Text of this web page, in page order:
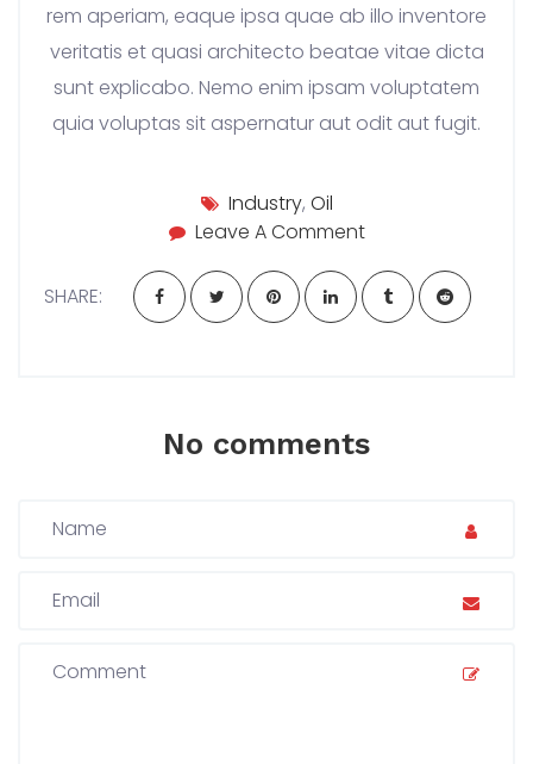
rem aperiam, eaque ipsa quae ab illo inventore
veritatis et quasi architecto beatae vitae dicta
sunt explicabo. Nemo enim ipsam voluptatem
quia voluptas sit aspernatur aut odit aut fugit.
Industry, Oil
Leave a comment
Leave A Comment
SHARE:
No comments